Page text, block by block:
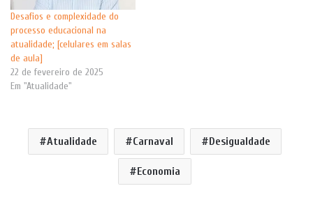
Desafios e complexidade do
processo educacional na
atualidade; [celulares em salas
de aula]
22 de fevereiro de 2025
Em "Atualidade"
Atualidade Carnaval Desigualdade
Economia